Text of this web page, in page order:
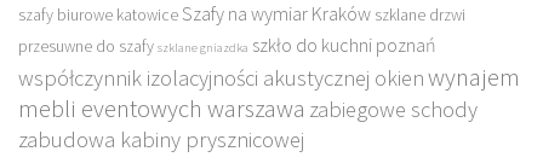
szafy biurowe katowiceSzafy na wymiar Kraków szklane drzwi
przesuwne do szafy szklane gniazdka szkło do kuchni poznań
współczynnik izolacyjności akustycznej okienwynajem
mebli eventowych warszawa zabiegowe schody
zabudowa kabiny prysznicowej